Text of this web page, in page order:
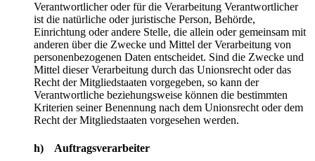
Verantwortlicher oder für die Verarbeitung Verantwortlicher
ist die natürliche oder juristische Person, Behörde,
Einrichtung oder andere Stelle, die allein oder gemeinsam mit
anderen über die Zwecke und Mittel der Verarbeitung von
personenbezogenen Daten entscheidet. Sind die Zwecke und
Mittel dieser Verarbeitung durch das Unionsrecht oder das
Recht der Mitgliedstaaten vorgegeben, so kann der
Verantwortliche beziehungsweise können die bestimmten
Kriterien seiner Benennung nach dem Unionsrecht oder dem
Recht der Mitgliedstaaten vorgesehen werden.
h) Auftragsverarbeiter